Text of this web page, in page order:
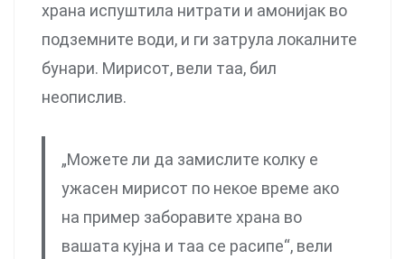
храна испуштила нитрати и амонијак во
подземните води, и ги затрула локалните
бунари. Мирисот, вели таа, бил
неопислив.
„Можете ли да замислите колку е
ужасен мирисот по некое време ако
на пример заборавите храна во
вашата кујна и таа се расипе“, вели